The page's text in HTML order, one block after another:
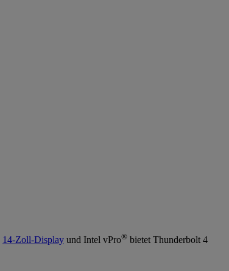
14-Zoll-Display und Intel vPro® bietet Thunderbolt 4